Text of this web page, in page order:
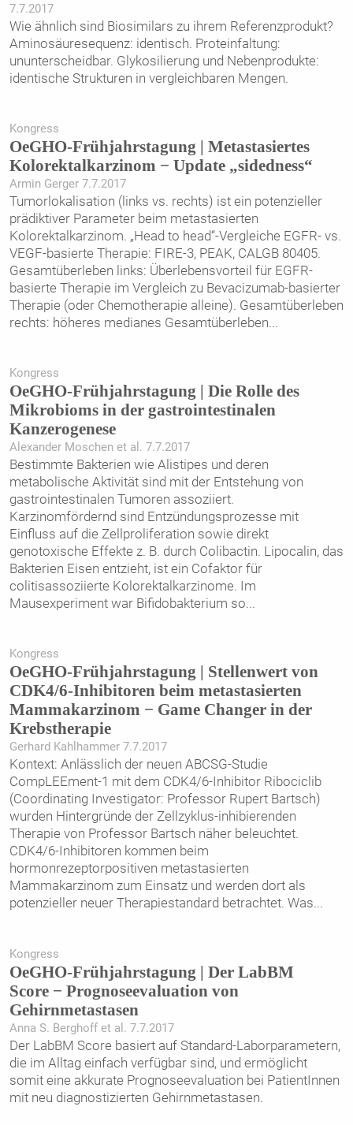
7.7.2017
Wie ähnlich sind Biosimilars zu ihrem Referenzprodukt?
Aminosäuresequenz: identisch. Proteinfaltung:
ununterscheidbar. Glykosilierung und Nebenprodukte:
identische Strukturen in vergleichbaren Mengen.
Kongress
OeGHO-Frühjahrstagung | Metastasiertes
Kolorektalkarzinom − Update „sidedness“
Armin Gerger 7.7.2017
Tumorlokalisation (links vs. rechts) ist ein potenzieller
prädiktiver Parameter beim metastasierten
Kolorektalkarzinom. „Head to head“-Vergleiche EGFR- vs.
VEGF-basierte Therapie: FIRE-3, PEAK, CALGB 80405.
Gesamtüberleben links: Überlebensvorteil für EGFR-
basierte Therapie im Vergleich zu Bevacizumab-basierter
Therapie (oder Chemotherapie alleine). Gesamtüberleben
rechts: höheres medianes Gesamtüberleben...
Kongress
OeGHO-Frühjahrstagung | Die Rolle des
Mikrobioms in der gastrointestinalen
Kanzerogenese
Alexander Moschen et al. 7.7.2017
Bestimmte Bakterien wie Alistipes und deren
metabolische Aktivität sind mit der Entstehung von
gastrointestinalen Tumoren assoziiert.
Karzinomfördernd sind Entzündungsprozesse mit
Einfluss auf die Zellproliferation sowie direkt
genotoxische Effekte z. B. durch Colibactin. Lipocalin, das
Bakterien Eisen entzieht, ist ein Cofaktor für
colitisassoziierte Kolorektalkarzinome. Im
Mausexperiment war Bifidobakterium so...
Kongress
OeGHO-Frühjahrstagung | Stellenwert von
CDK4/6-Inhibitoren beim metastasierten
Mammakarzinom − Game Changer in der
Krebstherapie
Gerhard Kahlhammer 7.7.2017
Kontext: Anlässlich der neuen ABCSG-Studie
CompLEEment-1 mit dem CDK4/6-Inhibitor Ribociclib
(Coordinating Investigator: Professor Rupert Bartsch)
wurden Hintergründe der Zellzyklus-inhibierenden
Therapie von Professor Bartsch näher beleuchtet.
CDK4/6-Inhibitoren kommen beim
hormonrezeptorpositiven metastasierten
Mammakarzinom zum Einsatz und werden dort als
potenzieller neuer Therapiestandard betrachtet. Was...
Kongress
OeGHO-Frühjahrstagung | Der LabBM
Score − Prognoseevaluation von
Gehirnmetastasen
Anna S. Berghoff et al. 7.7.2017
Der LabBM Score basiert auf Standard-Laborparametern,
die im Alltag einfach verfügbar sind, und ermöglicht
somit eine akkurate Prognoseevaluation bei PatientInnen
mit neu diagnostizierten Gehirnmetastasen.